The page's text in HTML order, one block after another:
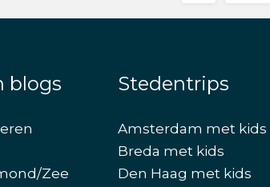
blogs
Zee
Stedentrips
Amsterdam met kids
Breda met kids
Den Haag met kids